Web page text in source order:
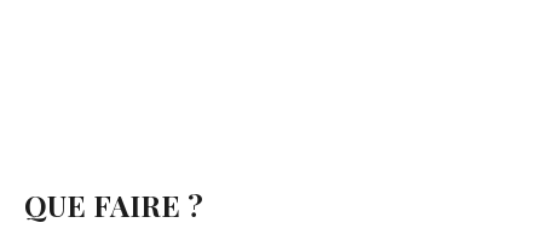
QUE FAIRE ?